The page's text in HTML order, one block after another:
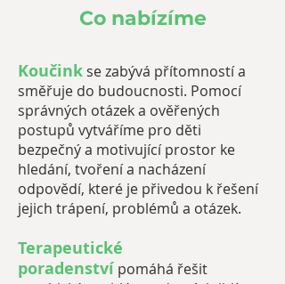
Co nabízíme
Koučink se zabývá přítomností a
směřuje do budoucnosti. Pomocí
správných otázek a ověřených
postupů vytváříme pro děti
bezpečný a motivující prostor ke
hledání, tvoření a nacházení
odpovědí, které je přivedou k řešení
jejich trápení, problémů a otázek.
Terapeutické
poradenství pomáhá řešit